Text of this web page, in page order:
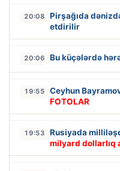
20:08
Pirşağıda
etdirilir
20:06 Bu küçələrdə
19:55 Ceyhun
FOTOLAR
19:53 Rusiyada
milyard dollarlıq